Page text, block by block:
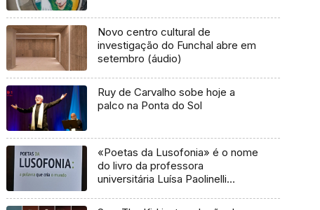
Novo centro cultural de
investigação do Funchal abre em
setembro (áudio)
Ruy de Carvalho sobe hoje a
palco na Ponta do Sol
«Poetas da Lusofonia» é o nome
do livro da professora
universitária Luísa Paolinelli